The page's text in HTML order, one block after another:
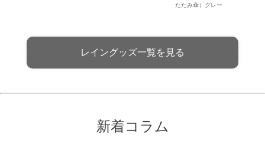
たたみ傘）グレー
レイングッズ一覧を見る
新着コラム